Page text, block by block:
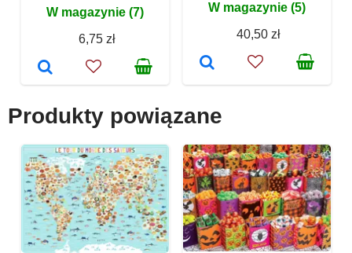
W magazynie (7)
6,75 zł
W magazynie (5)
40,50 zł
Produkty powiązane